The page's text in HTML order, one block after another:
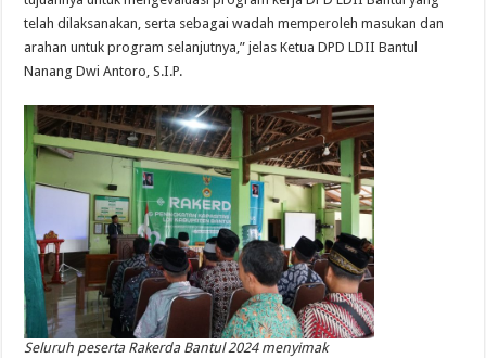
telah dilaksanakan, serta sebagai wadah memperoleh masukan dan
arahan untuk program selanjutnya,” jelas Ketua DPD LDII Bantul
Nanang Dwi Antoro, S.I.P.
Seluruh peserta Rakerda Bantul 2024 menyimak